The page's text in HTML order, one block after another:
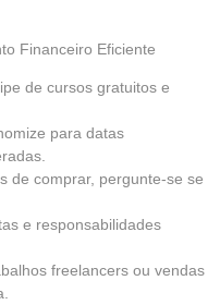
Financeiro Eficiente
de cursos gratuitos e
para datas
de comprar, pergunte-se se
e responsabilidades
freelancers ou vendas